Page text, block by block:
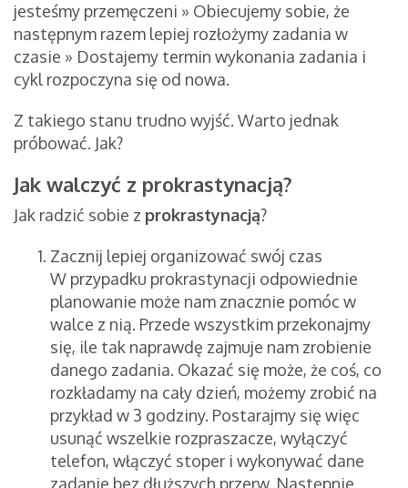
jesteśmy przemęczeni » Obiecujemy sobie, że
następnym razem lepiej rozłożymy zadania w
czasie » Dostajemy termin wykonania zadania i
cykl rozpoczyna się od nowa.
Z takiego stanu trudno wyjść. Warto jednak
próbować. Jak?
Jak walczyć z prokrastynacją?
Jak radzić sobie z prokrastynacją?
Zacznij lepiej organizować swój czas
W przypadku prokrastynacji odpowiednie
planowanie może nam znacznie pomóc w
walce z nią. Przede wszystkim przekonajmy
się, ile tak naprawdę zajmuje nam zrobienie
danego zadania. Okazać się może, że coś, co
rozkładamy na cały dzień, możemy zrobić na
przykład w 3 godziny. Postarajmy się więc
usunąć wszelkie rozpraszacze, wyłączyć
telefon, włączyć stoper i wykonywać dane
zadanie bez dłuższych przerw. Następnie